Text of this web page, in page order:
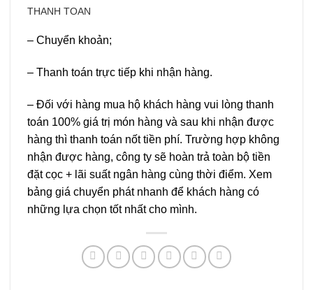
THANH TOAN
– Chuyển khoản;
– Thanh toán trực tiếp khi nhận hàng.
– Đối với hàng mua hộ khách hàng vui lòng thanh
toán 100% giá trị món hàng và sau khi nhận được
hàng thì thanh toán nốt tiền phí. Trường hợp không
nhận được hàng, công ty sẽ hoàn trả toàn bộ tiền
đặt cọc + lãi suất ngân hàng cùng thời điểm. Xem
bảng giá chuyển phát nhanh để khách hàng có
những lựa chọn tốt nhất cho mình.